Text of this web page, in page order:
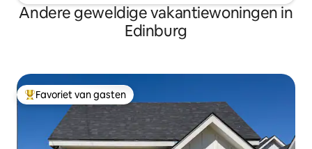
Andere geweldige vakantiewoningen in
Edinburg
Topfavoriet van gasten
Favoriet van gasten